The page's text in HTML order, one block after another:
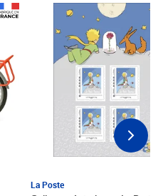
La Poste
Prix 6,25€ HT